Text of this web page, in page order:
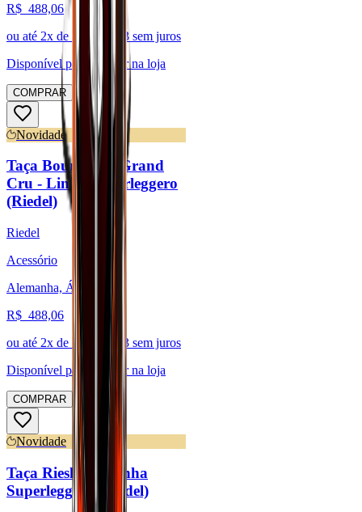
R$ 488,06
ou até 2x de R$ 244,03 sem juros
Disponível para: Retirar na loja
COMPRAR
Novidade
Taça Bourgogne Grand
Cru - Linha Superleggero
(Riedel)
Riedel
Acessório
Alemanha, Áustria
R$ 488,06
ou até 2x de R$ 244,03 sem juros
Disponível para:
Retirar na loja
COMPRAR
Novidade
Taça Riesling - Linha
Superleggero (Riedel)